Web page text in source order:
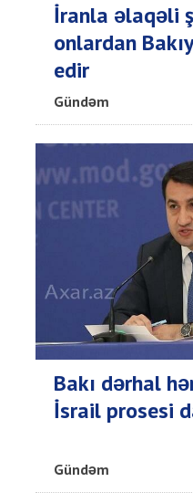
İranla əlaqəli
onlardan
edir
Gündəm
Bakı dərhal
İsrail prosesi
Gündəm